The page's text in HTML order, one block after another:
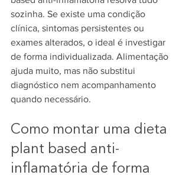
sozinha. Se existe uma condição
clínica, sintomas persistentes ou
exames alterados, o ideal é investigar
de forma individualizada. Alimentação
ajuda muito, mas não substitui
diagnóstico nem acompanhamento
quando necessário.
Como montar uma dieta
plant based anti-
inflamatória de forma